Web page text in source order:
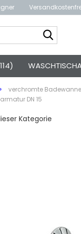
verchromte
DN 15
Kategorie